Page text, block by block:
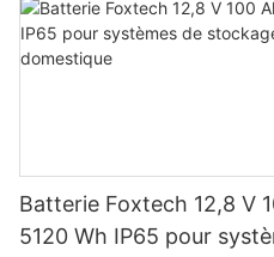
Batterie Foxtech 12,8 V
5120 Wh IP65 pour